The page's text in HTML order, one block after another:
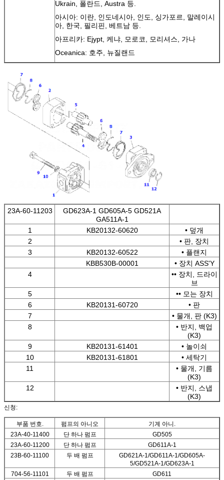
Ukrain, 폴란드, Austra 등.
아시아: 이란, 인도네시아, 인도, 싱가포르, 말레이시
아, 한국, 필리핀, 베트남 등.
아프리카: Ejypt, 케냐, 모로코, 모리셔스, 가나
Oceanica: 호주, 뉴질랜드
23A-60-11203
GD623A-1 GD605A-5 GD521A
GA511A-1
1
KB20132-60620
• 덮개
2
• 판, 장치
3
KB20132-60522
• 플랜지
KBB530B-00001
• 장치 ASS'Y
4
•• 장치, 드라이
브
5
•• 모는 장치
6
KB20131-60720
• 판
7
• 물개, 판 (K3)
8
• 반지, 백업
(K3)
9
KB20131-61401
• 놀이쇠
10
KB20131-61801
• 세탁기
11
• 물개, 기름
(K3)
12
• 반지, 스냅
(K3)
신청:
부품 번호. 펌프의 아니오
기계 아니.
23A-40-11400
단 하나 펌프
GD505
23A-60-11200
단 하나 펌프
GD611A-1
23B-60-11100
두 배 펌프
GD621A-1/GD611A-1/GD605A-
5/GD521A-1/GD623A-1
704-56-11101
두 배 펌프
GD611